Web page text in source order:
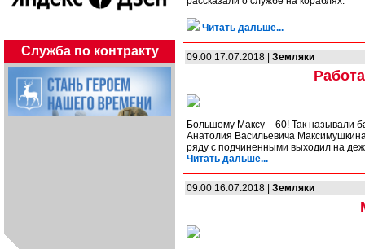
Служба по контракту
Читать дальше...
09:00 17.07.2018 | Земляки
Большому Максу – 60! Так называли
Анатолия Васильевича
ряду с подчиненными выходил на
Читать дальше...
09:00 16.07.2018 | Земляки